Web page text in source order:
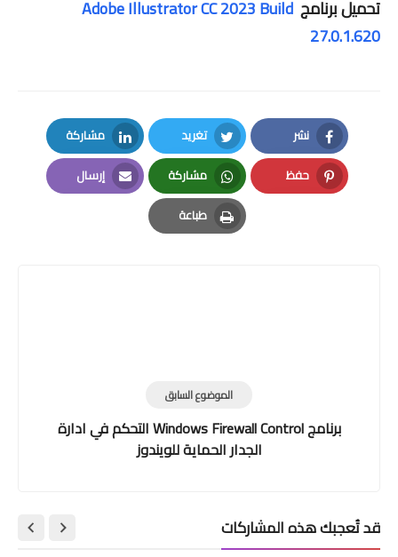
تحميل برنامج Adobe Illustrator CC 2023 Build
27.0.1.620
نشر
Facebook
تغريد
Twitter
مشاركة
LinkedIn
حفظ
Pinterest
مشاركة
Whatsapp
إرسال
Email
طباعة
Print
الموضوع السابق
برنامج Windows Firewall Control التحكم في ادارة
الجدار الحماية للويندوز
قد تُعجبك هذه المشاركات